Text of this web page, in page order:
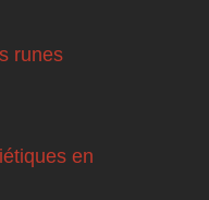
runes
en